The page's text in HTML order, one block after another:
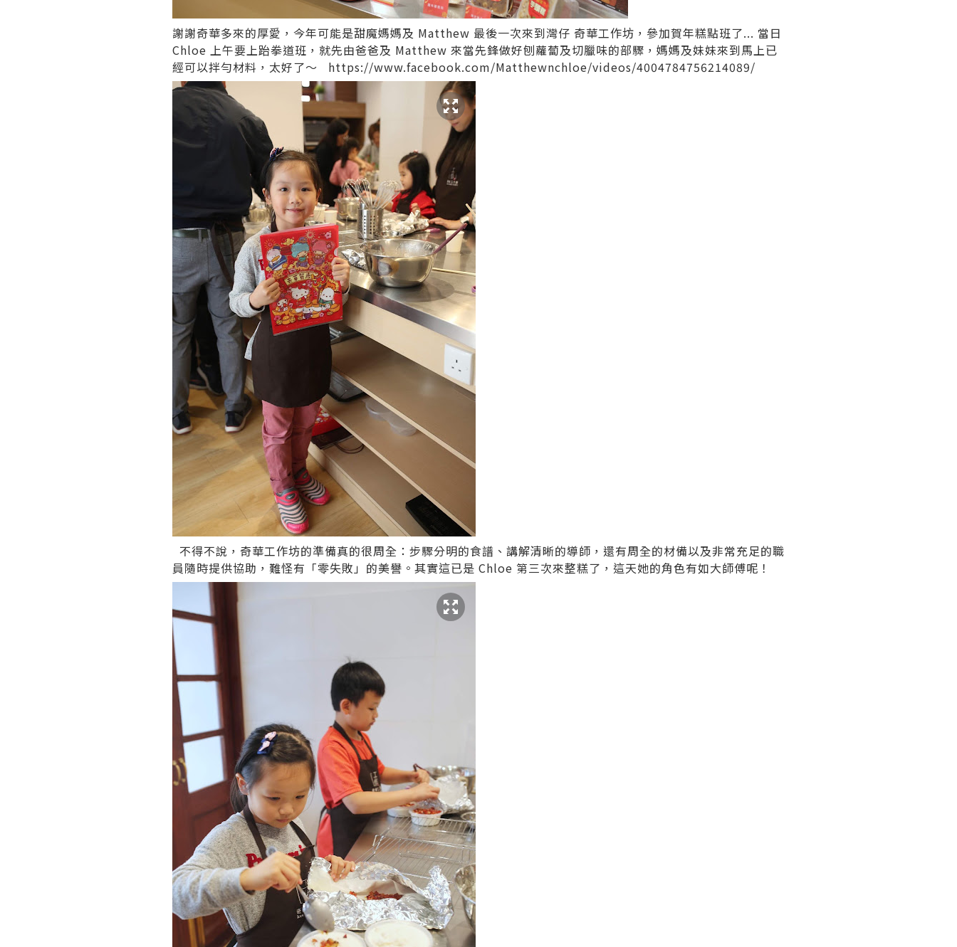
謝謝奇華多來的厚愛，今年可能是甜魔媽媽及 Matthew 最後一次來到灣仔 奇華工作坊 ，參加賀年糕點班了... 當日
Chloe 上午要上跆拳道班，就先由爸爸及 Matthew 來當先鋒做好刨蘿蔔及切臘味的部驟，媽媽及妹妹來到馬上已
經可以拌勻材料，太好了～ https://www.facebook.com/Matthewnchloe/videos/4004784756214089/
不得不說，奇華工作坊的準備真的很周全：步驟分明的食譜、講解清晰的導師，還有周全的材備以及非常充足的職
員隨時提供協助，難怪有「零失敗」的美譽。其實這已是 Chloe 第三次來整糕了，這天她的角色有如大師傅呢！